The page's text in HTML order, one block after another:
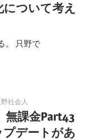
ついて考え
。 只野で
野社会人
無課金Part43
プデートがあ